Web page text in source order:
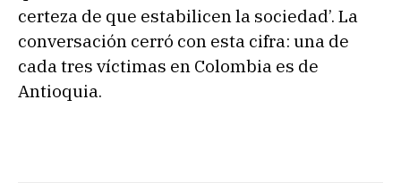
certeza de que estabilicen la sociedad’. La
conversación cerró con esta cifra: una de
cada tres víctimas en Colombia es de
Antioquia.